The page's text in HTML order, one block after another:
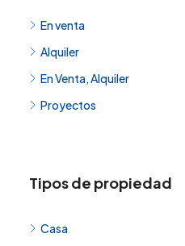
En venta
Alquiler
En Venta, Alquiler
Proyectos
Tipos de propiedad
Casa